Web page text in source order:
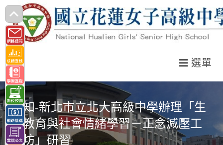
跳
轉
至
主
要
內
容
選單
轉知-新北市立北大高級中學辦理「生
命教育與社會情緒學習－正念減壓工
作坊」研習